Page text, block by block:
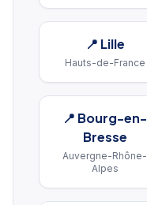
📍 Lille
Hauts-de-France
📍 Bourg-en-
Bresse
Auvergne-Rhône-
Alpes